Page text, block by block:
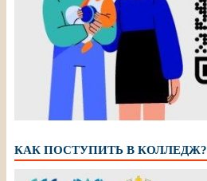
КАК ПОСТУПИТЬ В КОЛЛЕДЖ?